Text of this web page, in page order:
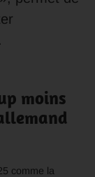
moins
comme la